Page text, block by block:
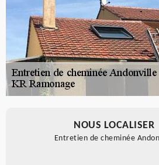
NOUS LOCALISER
Entretien de cheminée